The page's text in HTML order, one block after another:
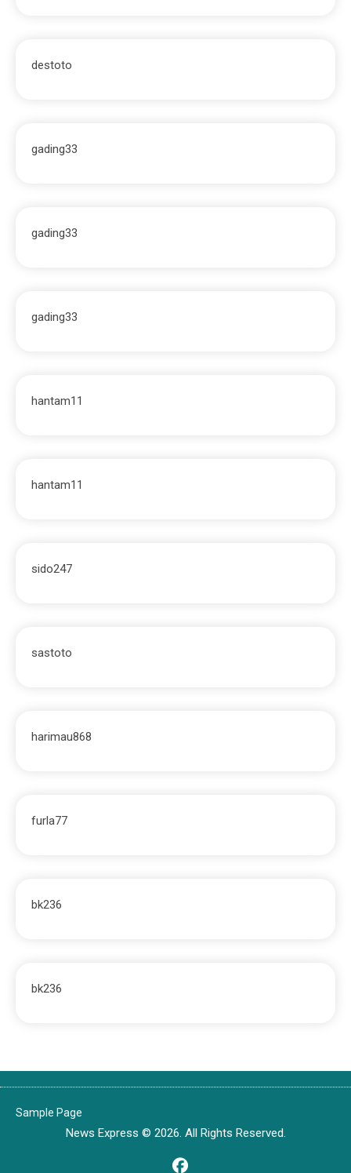
destoto
gading33
gading33
gading33
hantam11
hantam11
sido247
sastoto
harimau868
furla77
bk236
bk236
Sample Page
News Express © 2026. All Rights Reserved.